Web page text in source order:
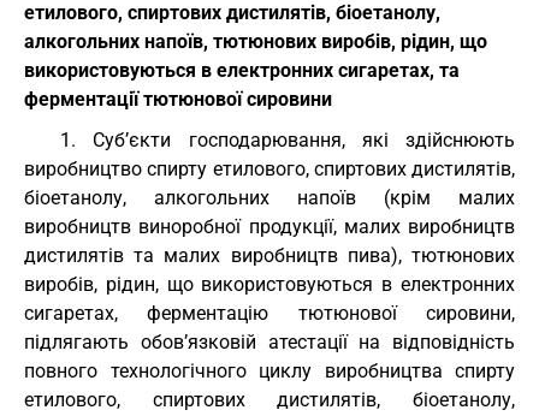
етилового, спиртових дистилятів, біоетанолу,
алкогольних напоїв, тютюнових виробів, рідин, що
використовуються в електронних сигаретах, та
ферментації тютюнової сировини
1. Суб’єкти господарювання, які здійснюють
виробництво спирту етилового, спиртових дистилятів,
біоетанолу, алкогольних напоїв (крім малих
виробництв виноробної продукції, малих виробництв
дистилятів та малих виробництв пива), тютюнових
виробів, рідин, що використовуються в електронних
сигаретах, ферментацію тютюнової сировини,
підлягають обов’язковій атестації на відповідність
повного технологічного циклу виробництва спирту
етилового, спиртових дистилятів, біоетанолу,